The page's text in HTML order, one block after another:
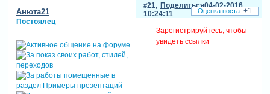
Поделиться
21
04-02-2016
10:24:11
Анюта21
Постоялец
Зарегистрируйтесь, чтобы
увидеть ссылки
+1